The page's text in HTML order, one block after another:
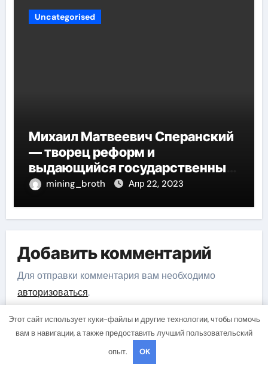
Uncategorised
Михаил Матвеевич Сперанский
— творец реформ и
выдающийся государственный
деятель России
mining_broth Апр 22, 2023
Добавить комментарий
Для отправки комментария вам необходимо
авторизоваться.
Этот сайт использует куки-файлы и другие технологии, чтобы помочь
вам в навигации, а также предоставить лучший пользовательский
опыт.
OK